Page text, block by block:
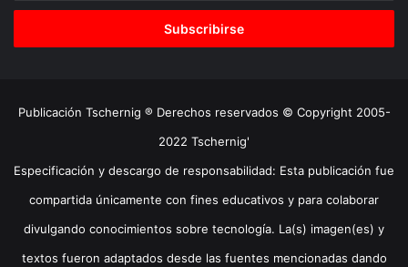
correo
Publicación Tschernig ® Derechos reservados © Copyright 2005-
2022 Tschernig'
Especificación y descargo de responsabilidad: Esta publicación fue
compartida únicamente con fines educativos y para colaborar
divulgando conocimientos sobre tecnología. La(s) imagen(es) y
textos fueron adaptados desde las fuentes mencionadas dando